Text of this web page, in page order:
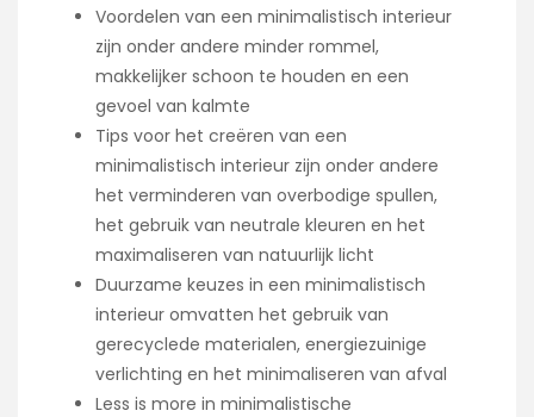
Voordelen van een minimalistisch interieur
zijn onder andere minder rommel,
makkelijker schoon te houden en een
gevoel van kalmte
Tips voor het creëren van een
minimalistisch interieur zijn onder andere
het verminderen van overbodige spullen,
het gebruik van neutrale kleuren en het
maximaliseren van natuurlijk licht
Duurzame keuzes in een minimalistisch
interieur omvatten het gebruik van
gerecyclede materialen, energiezuinige
verlichting en het minimaliseren van afval
Less is more in minimalistische